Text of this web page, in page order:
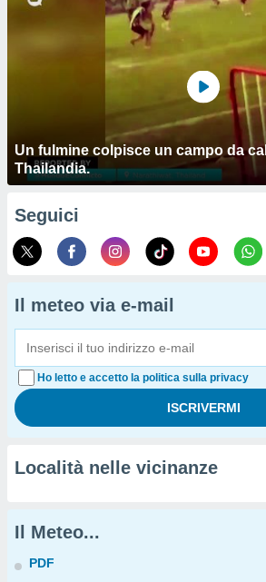
Un fulmine colpisce un campo da
Thailandia.
Seguici
Il meteo via e-mail
Ho letto e accetto la politica sulla privacy
Località nelle vicinanze
Il Meteo...
PDF